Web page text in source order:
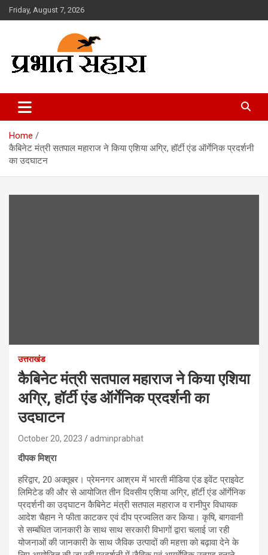
Skip
to
Friday, August 7, 2026
Prabhat Sahara
Home
कैबिनेट मंत्री सतपाल महाराज ने किया एशिया अग्रि, हॉर्टी एंड ऑर्गेनिक प्रदर्शनी
का उदघाटन
उत्तराखंड
कैबिनेट मंत्री सतपाल महाराज ने किया एशिया
अग्रि, हॉर्टी एंड ऑर्गेनिक प्रदर्शनी का
उदघाटन
October 20, 2023 adminprabhat
दीपक मिश्रा
हरिद्वार, 20 अक्तूबर। प्रेमनगर आश्रम में भारती मीडिया एंड इवेंट प्राइवेट
लिमिटेड की और से आयोजित तीन दिवसीय एशिया अग्रि, हॉर्टी एंड ऑर्गेनिक
प्रदर्शनी का उद्घाटन कैबिनेट मंत्री सतपाल महाराज व रानीपुर विधायक
आदेश चैहान ने फीता काटकर एवं दीप प्रज्वलित कर किया। कृषि, बागवानी
से सम्बंधित जानकारी के साथ साथ सरकारी विभागों द्वारा चलाई जा रही
योजनाओं की जानकारी के साथ जैविक उत्पादों की महत्ता को बढ़ावा देने के